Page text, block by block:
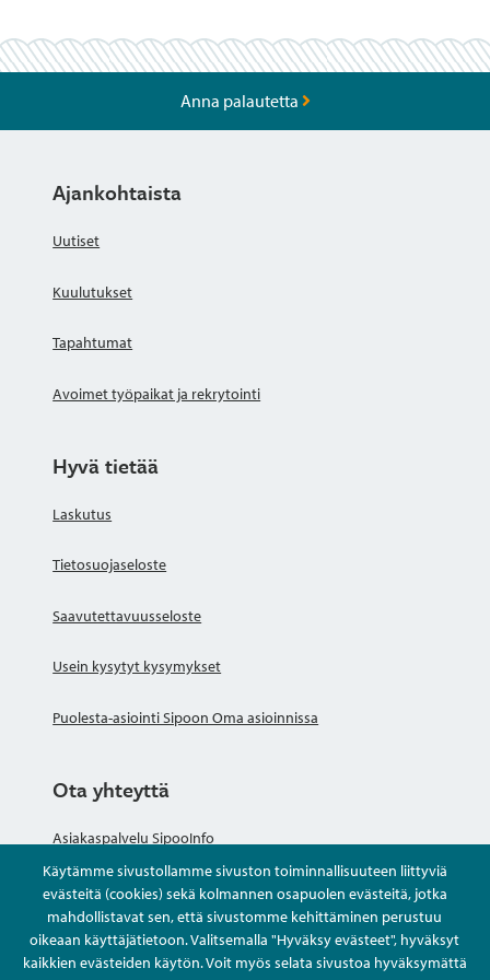
Käytämme sivustollamme sivuston toiminnallisuuteen liittyviä
evästeitä (cookies) sekä kolmannen osapuolen evästeitä, jotka
mahdollistavat sen, että sivustomme kehittäminen perustuu
oikeaan käyttäjätietoon. Valitsemalla "Hyväksy evästeet", hyväksyt
kaikkien evästeiden käytön. Voit myös selata sivustoa hyväksymättä
Anna palautetta
Ajankohtaista
Uutiset
Kuulutukset
Tapahtumat
Avoimet työpaikat ja rekrytointi
Hyvä tietää
Laskutus
Tietosuojaseloste
Saavutettavuusseloste
Usein kysytyt kysymykset
Puolesta-asiointi Sipoon Oma asioinnissa
Ota yhteyttä
Asiakaspalvelu SipooInfo
Anna palautetta nimettömästi
Kysy tai asioi